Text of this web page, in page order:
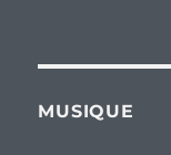
MUSIQUE